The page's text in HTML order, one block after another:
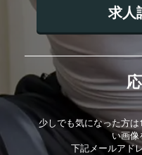
求人
少しでも気になった方
い画像
下記メールアド